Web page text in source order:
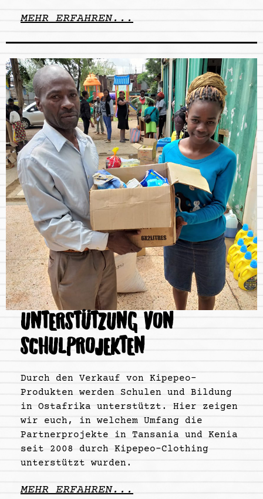
MEHR ERFAHREN...
UNTERSTÜTZUNG VON
SCHULPROJEKTEN
Durch den Verkauf von Kipepeo-
Produkten werden Schulen und Bildung
in Ostafrika unterstützt. Hier zeigen
wir euch, in welchem Umfang die
Partnerprojekte in Tansania und Kenia
seit 2008 durch Kipepeo-Clothing
unterstützt wurden.
MEHR ERFAHREN...